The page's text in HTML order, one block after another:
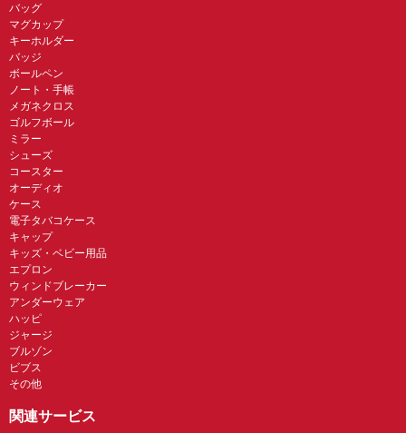
バッグ
マグカップ
キーホルダー
バッジ
ボールペン
ノート・手帳
メガネクロス
ゴルフボール
ミラー
シューズ
コースター
オーディオ
ケース
電子タバコケース
キャップ
キッズ・ベビー用品
エプロン
ウィンドブレーカー
アンダーウェア
ハッピ
ジャージ
ブルゾン
ビブス
その他
関連サービス